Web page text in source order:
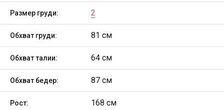
Размер груди: 2
Обхват груди: 81 см
Обхват талии: 64 см
Обхват бедер: 87 см
Рост: 168 см